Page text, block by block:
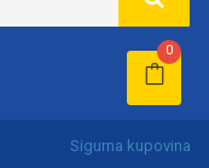
0
Sigurna kupovina